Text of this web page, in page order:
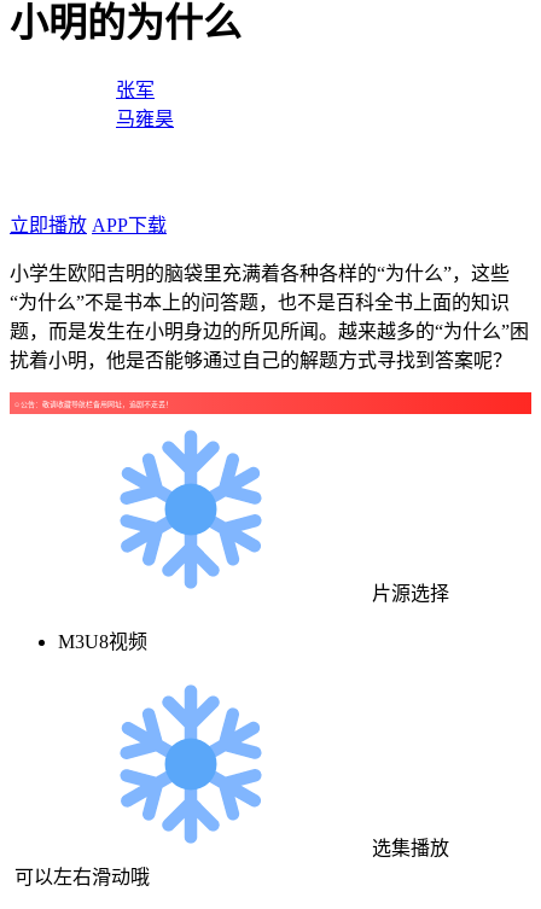
小明的为什么
张军
马雍昊
立即播放 APP下载
小学生欧阳吉明的脑袋里充满着各种各样的“为什么”，这些
“为什么”不是书本上的问答题，也不是百科全书上面的知识
题，而是发生在小明身边的所见所闻。越来越多的“为什么”困
扰着小明，他是否能够通过自己的解题方式寻找到答案呢？
☺公告：敬请收藏导航栏备用网址，追剧不走丢！
片源选择
M3U8视频
选集播放
可以左右滑动哦